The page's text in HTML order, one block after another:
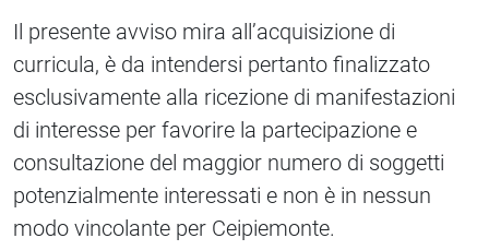
Il presente avviso mira all’acquisizione di
curricula, è da intendersi pertanto finalizzato
esclusivamente alla ricezione di manifestazioni
di interesse per favorire la partecipazione e
consultazione del maggior numero di soggetti
potenzialmente interessati e non è in nessun
modo vincolante per Ceipiemonte.